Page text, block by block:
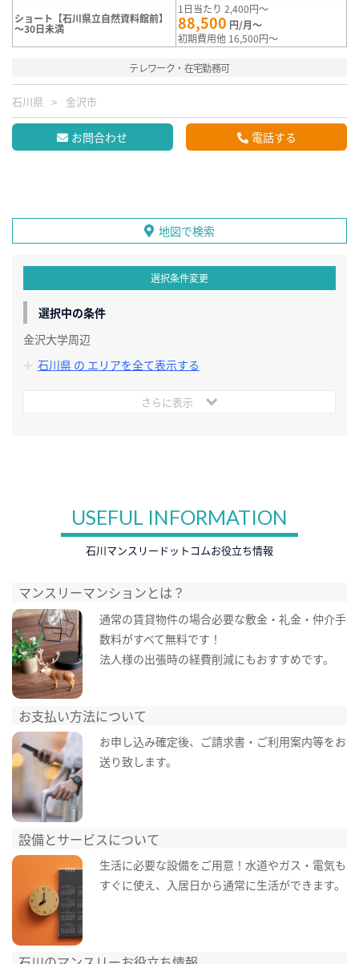
ショート【石川県立自然資料館前】
～30日未満
1日当たり 2,400円～
88,500 円/月～
初期費用他 16,500円～
テレワーク・在宅勤務可
石川県 金沢市
お問合わせ 電話する
地図で検索
選択条件変更
選択中の条件
金沢大学周辺
石川県 の エリアを全て表示する
さらに表示
USEFUL INFORMATION
石川マンスリードットコムお役立ち情報
マンスリーマンションとは？
通常の賃貸物件の場合必要な敷金・礼金・仲介手
数料がすべて無料です！
法人様の出張時の経費削減にもおすすめです。
お支払い方法について
お申し込み確定後、ご請求書・ご利用案内等をお
送り致します。
設備とサービスについて
生活に必要な設備をご用意！水道やガス・電気も
すぐに使え、入居日から通常に生活ができます。